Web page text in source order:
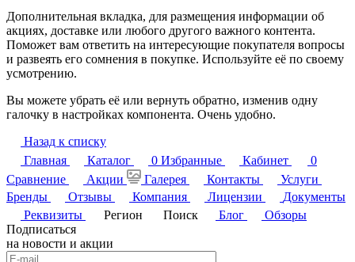
Дополнительная вкладка, для размещения информации об
акциях, доставке или любого другого важного контента.
Поможет вам ответить на интересующие покупателя вопросы
и развеять его сомнения в покупке. Используйте её по своему
усмотрению.
Вы можете убрать её или вернуть обратно, изменив одну
галочку в настройках компонента. Очень удобно.
Назад к списку
Главная
Каталог 0 Избранные Кабинет
0
Сравнение
Акции Галерея Контакты
Услуги
Бренды
Отзывы Компания Лицензии
Документы
Реквизиты
Регион Поиск Блог
Обзоры
Подписаться
на новости и акции